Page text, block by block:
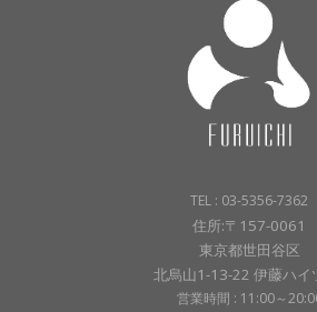
TEL : 03-5356-7362
住所:〒157-0061
東京都世田谷区
北烏山1-13-22 伊藤ハイ
営業時間 : 11:00～